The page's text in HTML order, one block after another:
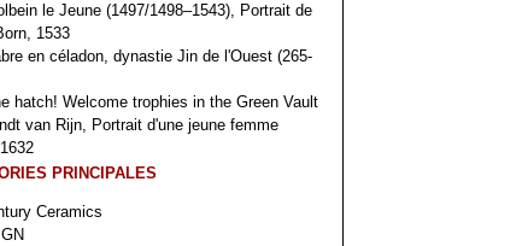
le Jeune (1497/1498–1543), Portrait de
1533
en céladon, dynastie Jin de l'Ouest (265-
hatch! Welcome trophies in the Green Vault
van Rijn, Portrait d'une jeune femme
PRINCIPALES
Ceramics